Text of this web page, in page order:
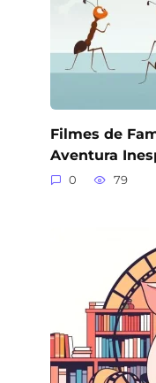
Filmes de
Aventura
0 79